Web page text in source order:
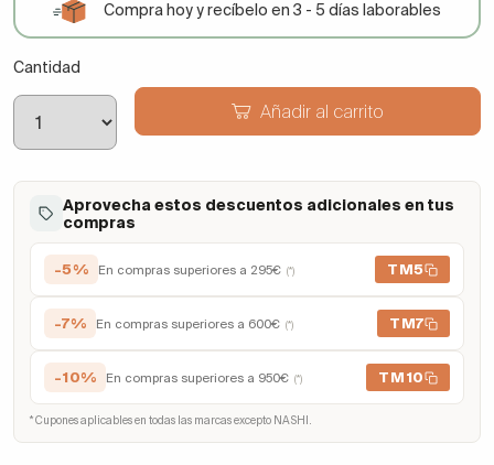
Compra hoy y recíbelo en 3 - 5 días laborables
Cantidad
Añadir al carrito
Aprovecha estos descuentos adicionales en tus
compras
-5% En compras superiores a 295€ (*) TM5
-7% En compras superiores a 600€ (*) TM7
-10% En compras superiores a 950€ (*) TM10
* Cupones aplicables en todas las marcas excepto NASHI.